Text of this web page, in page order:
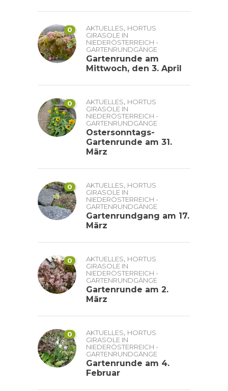
0 AKTUELLES, HORTUS
GIRASOLE IN
NIEDERÖSTERREICH -
GARTENRUNDGÄNGE
Gartenrunde am
Mittwoch, den 3. April
0 AKTUELLES, HORTUS
GIRASOLE IN
NIEDERÖSTERREICH -
GARTENRUNDGÄNGE
Ostersonntags-
Gartenrunde am 31.
März
0 AKTUELLES, HORTUS
GIRASOLE IN
NIEDERÖSTERREICH -
GARTENRUNDGÄNGE
Gartenrundgang am 17.
März
0 AKTUELLES, HORTUS
GIRASOLE IN
NIEDERÖSTERREICH -
GARTENRUNDGÄNGE
Gartenrunde am 2.
März
0 AKTUELLES, HORTUS
GIRASOLE IN
NIEDERÖSTERREICH -
GARTENRUNDGÄNGE
Gartenrunde am 4.
Februar